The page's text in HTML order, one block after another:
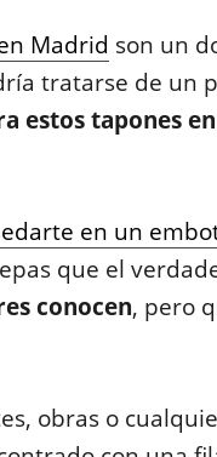
Madrid son un
tratarse de un
estos tapones
en un
que el
conocen, pero
obras o